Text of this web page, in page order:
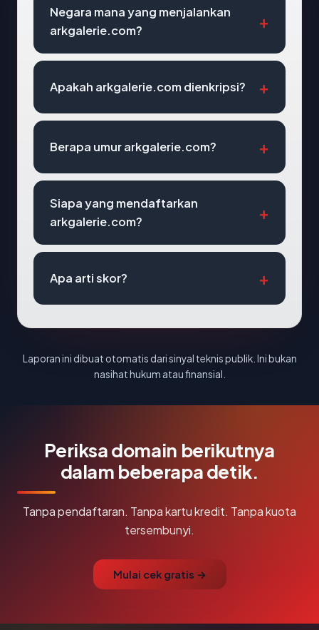
Negara mana yang menjalankan
arkgalerie.com?
Apakah arkgalerie.com dienkripsi?
Berapa umur arkgalerie.com?
Siapa yang mendaftarkan
arkgalerie.com?
Apa arti skor?
Laporan ini dibuat otomatis dari sinyal teknis publik. Ini bukan
nasihat hukum atau finansial.
Periksa domain berikutnya
dalam beberapa detik.
Tanpa pendaftaran. Tanpa kartu kredit. Tanpa kuota
tersembunyi.
Mulai cek gratis →